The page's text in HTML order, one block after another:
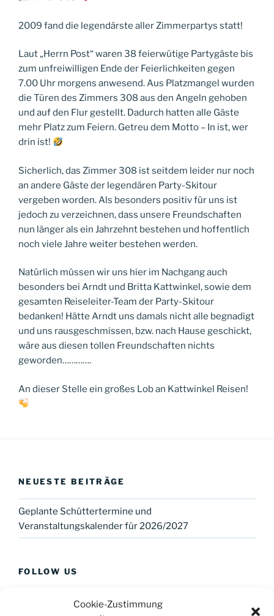
Cookie-Zustimmung
2009 fand die legendärste aller Zimmerpartys statt!
Laut „Herrn Post“ waren 38 feierwütige Partygäste bis
zum unfreiwilligen Ende der Feierlichkeiten gegen
7.00 Uhr morgens anwesend. Aus Platzmangel wurden
die Türen des Zimmers 308 aus den Angeln gehoben
und auf den Flur gestellt. Dadurch hatten alle Gäste
mehr Platz zum Feiern. Getreu dem Motto – In ist, wer
drin ist!
Sicherlich, das Zimmer 308 ist seitdem leider nur noch
an andere Gäste der legendären Party-Skitour
vergeben worden. Als besonders positiv für uns ist
jedoch zu verzeichnen, dass unsere Freundschaften
nun länger als ein Jahrzehnt bestehen und hoffentlich
noch viele Jahre weiter bestehen werden.
Natürlich müssen wir uns hier im Nachgang auch
besonders bei Arndt und Britta Kattwinkel, sowie dem
gesamten Reiseleiter-Team der Party-Skitour
bedanken! Hätte Arndt uns damals nicht alle begnadigt
und uns rausgeschmissen, bzw. nach Hause geschickt,
wäre aus diesen tollen Freundschaften nichts
geworden………….
An dieser Stelle ein großes Lob an Kattwinkel Reisen!
NEUESTE BEITRÄGE
Geplante Schüttertermine und
Veranstaltungskalender für 2026/2027
FOLLOW US